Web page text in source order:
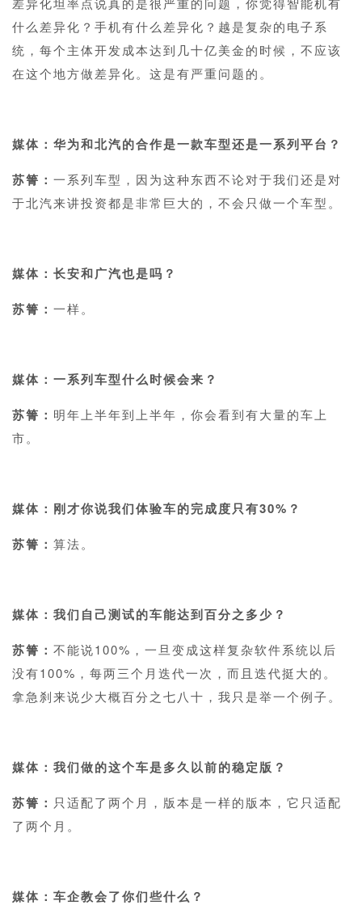
什么差异化？手机有什么差异化？越是复杂的电子系
统，每个主体开发成本达到几十亿美金的时候，不应该
在这个地方做差异化。这是有严重问题的。
媒体：华为和北汽的合作是一款车型还是一系列平台？
苏箐： 一系列车型，因为这种东西不论对于我们还是对
于北汽来讲投资都是非常巨大的，不会只做一个车型。
媒体：长安和广汽也是吗？
苏箐： 一样。
媒体：一系列车型什么时候会来？
苏箐： 明年上半年到上半年，你会看到有大量的车上
市。
媒体：刚才你说我们体验车的完成度只有30%？
苏箐： 算法。
媒体：我们自己测试的车能达到百分之多少？
苏箐： 不能说100%，一旦变成这样复杂软件系统以后
没有100%，每两三个月迭代一次，而且迭代挺大的。
拿急刹来说少大概百分之七八十，我只是举一个例子。
媒体：我们做的这个车是多久以前的稳定版？
苏箐： 只适配了两个月，版本是一样的版本，它只适配
了两个月。
媒体：车企教会了你们些什么？